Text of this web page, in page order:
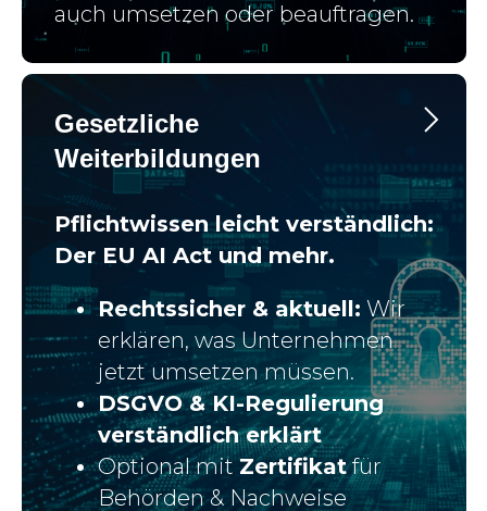
auch umsetzen oder beauftragen.
Gesetzliche
Weiterbildungen
Pflichtwissen leicht verständlich:
Der EU AI Act und mehr.
Rechtssicher & aktuell: Wir
erklären, was Unternehmen
jetzt umsetzen müssen.
DSGVO & KI-Regulierung
verständlich erklärt
Optional mitZertifikatfür
Behörden & Nachweise